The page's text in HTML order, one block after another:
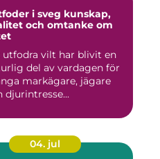
i sveg kunskap,
och omtanke om
vilt har blivit en
del av vardagen för
markägare, jägare
djurintresse...
04. jul